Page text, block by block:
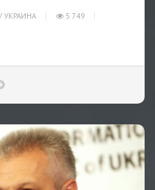
/ УКРАИНА
5 749